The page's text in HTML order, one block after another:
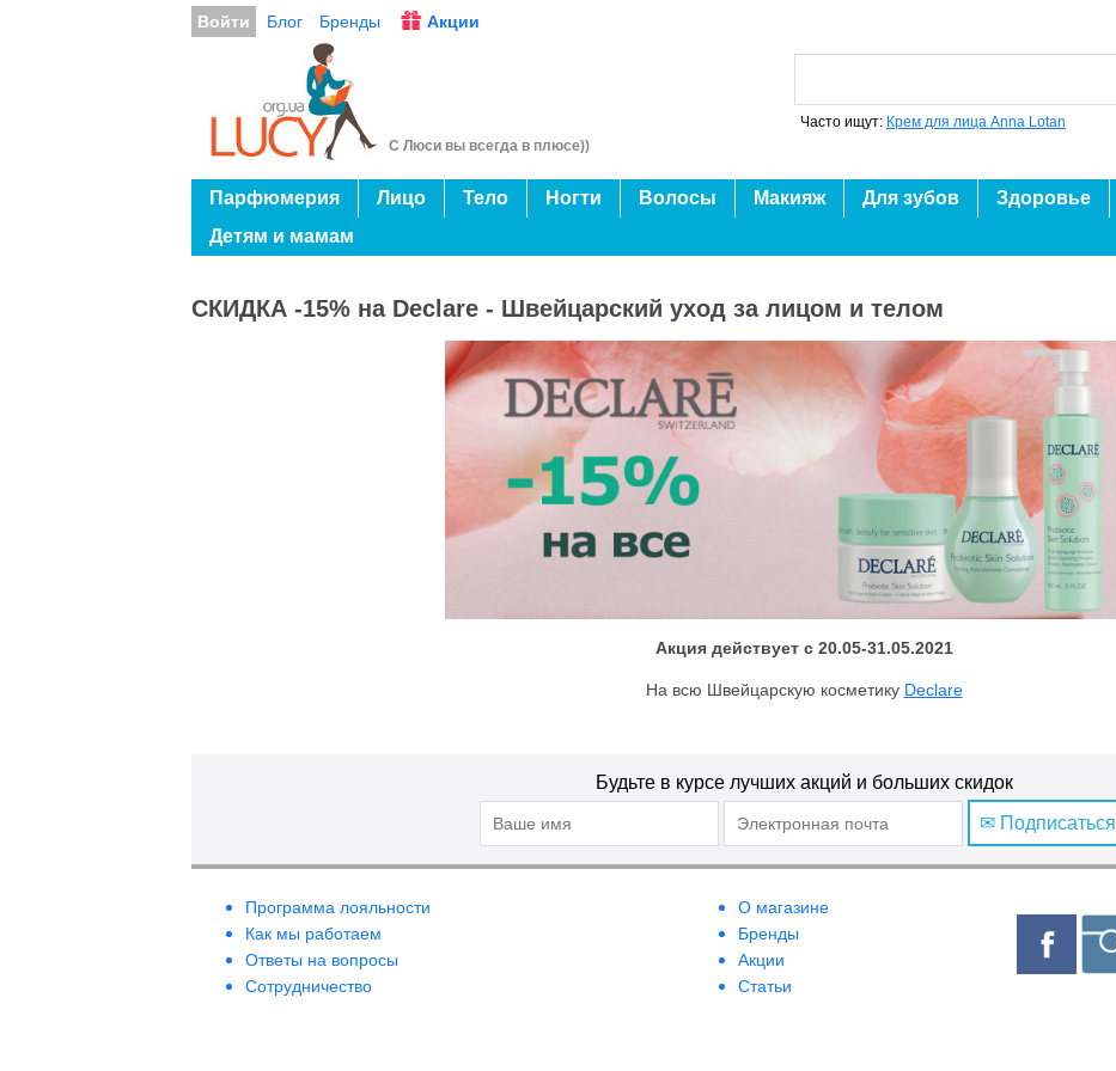
Войти Блог Бренды Акции
С Люси вы всегда в плюсе))
Часто ищут: Крем для лица Anna Lotan
Парфюмерия Лицо Тело Ногти Волосы Макияж Для зубов Здоровье
Детям и мамам
СКИДКА -15% на Declare - Швейцарский уход за лицом и телом
Акция действует с 20.05-31.05.2021
На всю Швейцарскую косметику Declare
Будьте в курсе лучших акций и больших скидок
✉ Подписаться
Программа лояльности
Как мы работаем
Ответы на вопросы
Сотрудничество
О магазине
Бренды
Акции
Статьи